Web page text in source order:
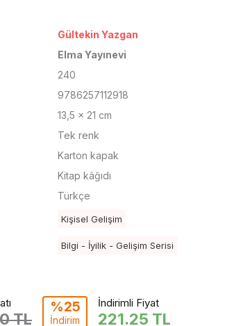
Gültekin Yazgan
Elma Yayınevi
240
9786257112918
13,5 x 21 cm
Tek renk
Karton kapak
Kitap kâğıdı
Türkçe
Kişisel Gelişim
Bilgi - İyilik - Gelişim Serisi
TL
%25
İndirim
İndirimli Fiyat
221.25 TL